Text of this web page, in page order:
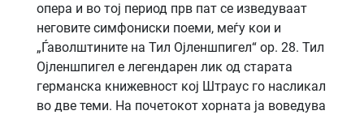
опера и во тој период прв пат се изведуваат
неговите симфониски поеми, меѓу кои и
„Ѓаволштините на Тил Ојленшпигел“ op. 28. Тил
Ојленшпигел е легендарен лик од старата
германска книжевност кој Штраус го насликал
во две теми. На почетокот хорната ја воведува